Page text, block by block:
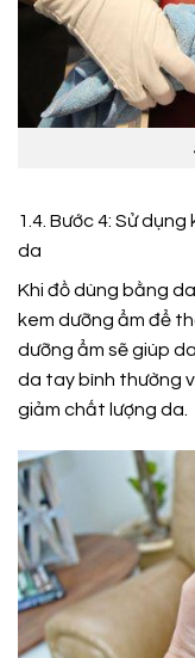
1.4. Bước 4: Sử
da
Khi đồ dùng bằng
kem dưỡng ẩm để
dưỡng ẩm sẽ giúp
da tay bình thường
giảm chất lượng da.